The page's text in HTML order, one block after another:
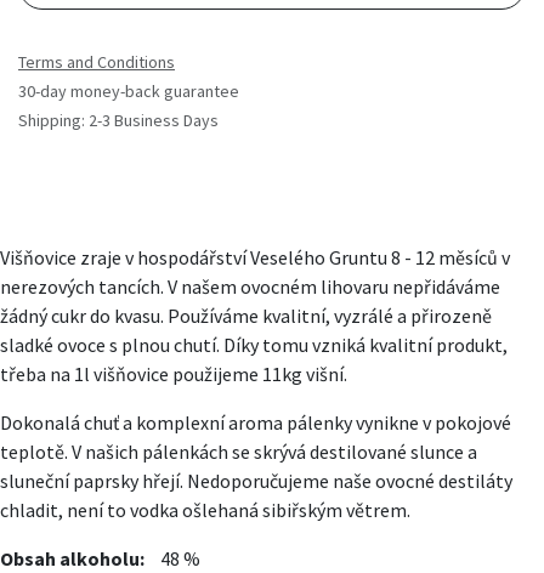
Terms and Conditions
30-day money-back guarantee
Shipping: 2-3 Business Days
Višňovice zraje v hospodářství Veselého Gruntu 8 - 12 měsíců v
nerezových tancích. V našem ovocném lihovaru nepřidáváme
žádný cukr do kvasu. Používáme kvalitní, vyzrálé a přirozeně
sladké ovoce s plnou chutí. Díky tomu vzniká kvalitní produkt,
třeba na 1l višňovice použijeme 11kg višní.
Dokonalá chuť a komplexní aroma pálenky vynikne v pokojové
teplotě. V našich pálenkách se skrývá destilované slunce a
sluneční paprsky hřejí. Nedoporučujeme naše ovocné destiláty
chladit, není to vodka ošlehaná sibiřským větrem.
Obsah alkoholu:
​48 %